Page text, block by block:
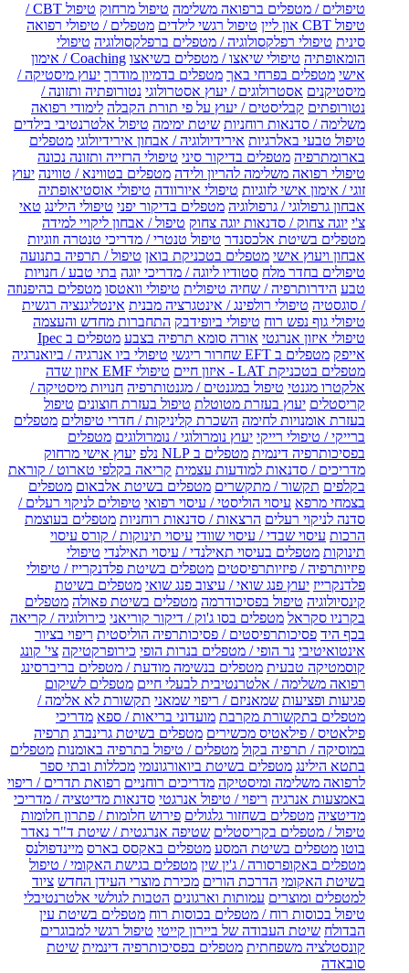
טיפולים / מטפלים ברפואה משלימה טיפול מרחוק
טיפול CBT /
טיפול CBT און ליין
טיפול רגשי לילדים מטפלים / טיפולי רפואה
סינית טיפולי רפלקסולוגיה / מטפלים ברפלקסולוגיה טיפולי
הומאופתיה טיפולי שיאצו / מטפלים בשיאצו
Coaching / אימון
אישי מטפלים בפרחי באך מטפלים בדמיון מודרך יעוץ מיסטיקה /
מיסטיקנים אסטרולוגים / יעוץ אסטרולוגי נטורופתיה ותזונה /
נטורופתים קבליסטים / יעוץ על פי תורת הקבלה לימודי רפואה
משלימה / סדנאות רוחניות שיטת ימימה טיפול אלטרנטיבי בילדים
טיפול טבעי באלרגיות אירידיולוגיה / אבחון אירידיולוגי מטפלים
בארומתרפיה מטפלים בדיקור סיני טיפולי הרזייה ותזונה נכונה
טיפולי רפואה משלימה להריון ולידה מטפלים בטווינא / טווינה יעוץ
זוגי / אימון אישי לזוגיות טיפולי איורוודה טיפולי אוסטיאופתיה
אבחון גרפולוגי / גרפולוגיה מטפלים בדיקור יפני טיפולי הילינג טאי
צ'י יוגה צחוק / סדנאות יוגה צחוק טיפול / אבחון ליקויי למידה
מטפלים בשיטת אלכסנדר טיפול טנטרי / מדריכי טנטרה וזוגיות
אבחון ויעוץ אישי מטפלים בטכניקת בואן טיפול / תרפיה בתנועה
טיפולים בחדר מלח סטודיו ליוגה / מדריכי יוגה בתי טבע / חנויות
טבע הידרותרפיה / שחיה טיפולית טיפולי וואטסו מטפלים בהיפנוזה
/ סוגסטיה טיפולי רולפינג / אינטגרציה מבנית אינטליגנציה רגשית
טיפולי גוף נפש רוח טיפולי ביופידבק התחברות מחדש והעצמה
טיפולי איזון אנרגטי אורה סומא תרפיה בצבע
מטפלים ב Ipec
אייפק מטפלים ב EFT שחרור ריגשי
טיפולי ביו אנרגיה / ביואנרגיה
מטפלים בטכניקת LAT - איזון חיים
טיפולי EMF איזון שדה
אלקטרו מגנטי טיפול במגנטים / מגנטותרפיה חנויות מיסטיקה /
קריסטלים יעוץ בעזרת מטוטלת טיפול בעזרת חוצונים טיפול
בעזרת אומנויות לחימה השכרת קליניקות / חדרי טיפולים מטפלים
ברייקי / טיפולי רייקי יעוץ נומרולוגי / נומרולוגים מטפלים
בפסיכותרפיה דינמית מטפלים ב NLP נלפ
יעוץ אישי מרחוק
מדריכים / סדנאות למודעות עצמית קריאה בקלפי טארוט / קוראת
בקלפים תקשור / מתקשרים מטפלים בשיטת אלבאום מטפלים
בצמחי מרפא עיסוי הוליסטי / עיסוי רפואי טיפולים לניקוי רעלים /
סדנה לניקוי רעלים הרצאות / סדנאות רוחניות מטפלים בעוצמת
הרכות עיסוי שבדי / עיסוי שוודי עיסוי תינוקות / קורס עיסוי
תינוקות מטפלים בעיסוי תאילנדי / עיסוי תאילנדי טיפולי
פיזיותרפיה / פיזיותרפיסטים מטפלים בשיטת פלדנקרייז / טיפולי
פלדנקרייז יעוץ פנג שואי / עיצוב פנג שואי מטפלים בשיטת
קינסיולוגיה טיפול בפסיכודרמה מטפלים בשיטת פאולה מטפלים
בקרניו סקראל מטפלים בסו ג'וק / דיקור קוריאני כירולוגיה / קריאה
בכף היד פסיכותרפיסטים / פסיכותרפיה הוליסטית ריפוי בציור
אינטואיטיבי נר הופי / מטפלים בנרות הופי כירופרקטיקה צי' קונג
קוסמטיקה טבעית מטפלים בנשימה מודעת / מטפלים בריברסינג
רפואה משלימה / אלטרנטיבית לבעלי חיים מטפלים לשיקום
פגיעות ופציעות שמאניזם / ריפוי שמאני תקשורת לא אלימה /
מטפלים בתקשורת מקרבת מועדוני בריאות / ספא מדריכי
פילאטיס / פילאטיס מכשירים מטפלים בשיטת גרינברג תרפיה
במוסיקה / תרפיה בקול מטפלים / טיפול בתרפיה באומנות מטפלים
בתטא הילינג מטפלים בשיטת ביואורגונומי מכללות ובתי ספר
לרפואה משלימה ומיסטיקה מדריכים רוחניים רפואת תדרים / ריפוי
באמצעות אנרגיה ריפוי / טיפול אנרגטי סדנאות מדיטציה / מדריכי
מדיטציה מטפלים בשחזור גלגולים פירוש חלומות / פתרון חלומות
טיפול / מטפלים בקריסטלים שטיפה אנרגטית / שיטת ד"ר נאדר
בוטו מטפלים בשיטת המסע מטפלים באקסס בארס מיינדפולנס
מטפלים באקופרסורה / ג'ין שין מטפלים בגישת האקומי / טיפול
בשיטת האקומי הדרכת הורים מכירת מוצרי העידן החדש ציוד
למטפלים ומוצרים עמותות וארגונים הטבות לגולשי אלטרנטיבלי
טיפול בכוסות רוח / מטפלים בכוסות רוח מטפלים בשיטת עין
הבדולח שיטת העבודה של ביירון קייטי טיפול רגשי למבוגרים
קונסטלציה משפחתית מטפלים בפסיכותרפיה דינמית שיטת
סובאדה